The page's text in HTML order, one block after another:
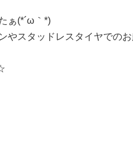
ぁ(*´ω｀*)
やスタッドレスタイヤでの